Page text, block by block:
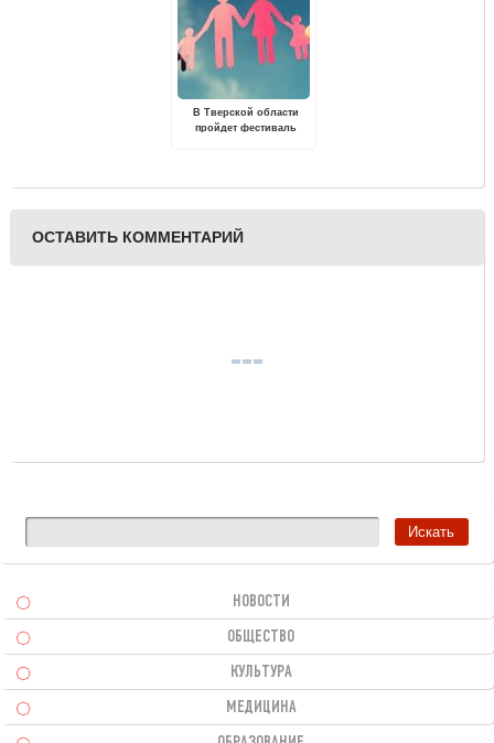
В Тверской области
пройдет фестиваль
ОСТАВИТЬ КОММЕНТАРИЙ
НОВОСТИ
ОБЩЕСТВО
КУЛЬТУРА
МЕДИЦИНА